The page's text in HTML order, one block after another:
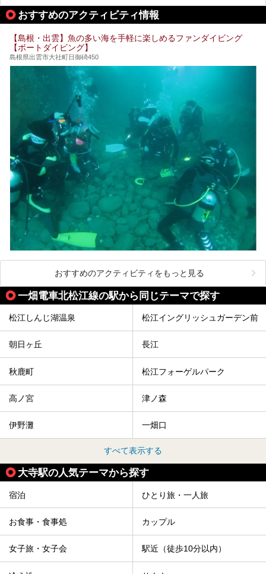
今回はそんな今話題のサウナが楽しめる、島根県内にあるオ
ススメ温泉・銭湯・スパを10件まとめてご紹介します。
おすすめのアクティビティ情報
【島根・出雲】魚の多い海を手軽に楽しめるファンダイビング
【ボートダイビング】
島根県出雲市大社町日御碕450
おすすめのアクティビティをもっと見る
一畑電車北松江線の駅から同じテーマで探す
松江しんじ湖温泉 松江イングリッシュガーデン前
朝日ヶ丘 長江
秋鹿町 松江フォーゲルパーク
高ノ宮 津ノ森
伊野灘 一畑口
すべて表示する
大寺駅の人気テーマから探す
宿泊 ひとり旅・一人旅
お食事・食事処 カップル
女子旅・女子会 駅近（徒歩10分以内）